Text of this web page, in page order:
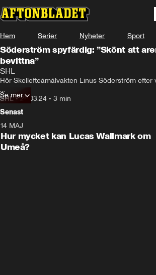
Hem Serier Nyheter Sport
Söderström spyfärdig: ”Skönt att
bevittna”
SHL
Hör Skellefteåmålvakten Linus Söderström efter
Men kvällen kunde fått en oväntad vändning.
SHL•28.03.24 • 3 min
Se mer
Senast
Plus
14 MAJ
Hur mycket kan Lucas Wallmark om
Umeå?